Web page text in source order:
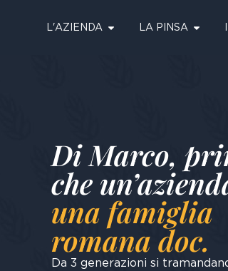
L'AZIENDA LA PINSA
Di Marco,
che
una famiglia
romana doc.
Da 3 generazioni si